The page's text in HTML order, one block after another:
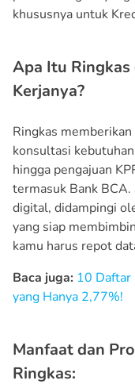
khususnya untuk
Apa Itu Ringkas
Kerjanya?
Ringkas
konsultasi
hingga pengajuan
termasuk Bank BCA.
digital, didampingi
yang siap
kamu harus repot
Baca juga: 10 Daftar
yang Hanya 2,77%!
Manfaat dan
Ringkas: